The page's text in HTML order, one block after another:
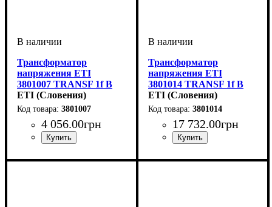
Трансформатор
напряжения ETI
3801007 TRANSF 1f B
12-0-12V 250VA
ETI (Словения)
3801007
4 056.00грн
Трансформатор
напряжения ETI
3801014 TRANSF 1f B
12-0-12V 1600VA
ETI (Словения)
3801014
17 732.00грн